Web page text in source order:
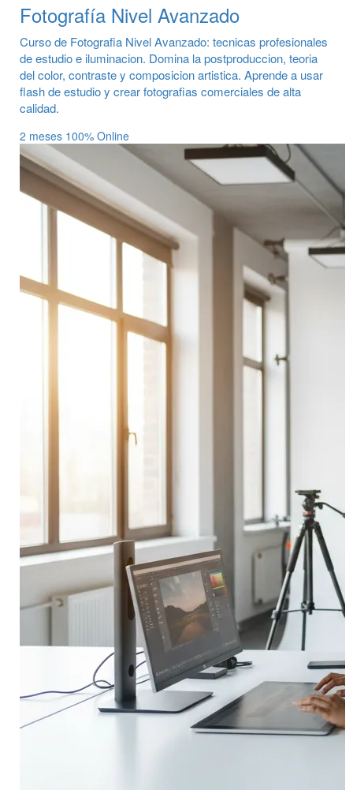
Fotografía Nivel Avanzado
Curso de Fotografia Nivel Avanzado: tecnicas profesionales
de estudio e iluminacion. Domina la postproduccion, teoria
del color, contraste y composicion artistica. Aprende a usar
flash de estudio y crear fotografias comerciales de alta
calidad.
2 meses 100% Online